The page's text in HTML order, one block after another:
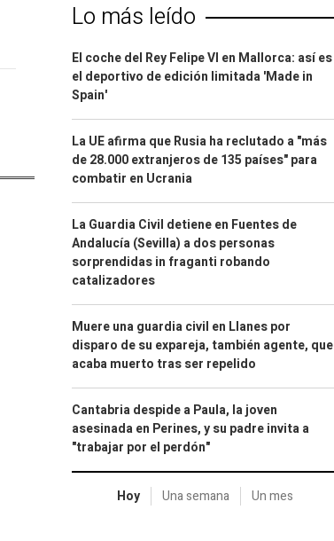
Lo más leído
El coche del Rey Felipe VI en Mallorca: así es
el deportivo de edición limitada 'Made in
Spain'
La UE afirma que Rusia ha reclutado a "más
de 28.000 extranjeros de 135 países" para
combatir en Ucrania
La Guardia Civil detiene en Fuentes de
Andalucía (Sevilla) a dos personas
sorprendidas in fraganti robando
catalizadores
Muere una guardia civil en Llanes por
disparo de su expareja, también agente, que
acaba muerto tras ser repelido
Cantabria despide a Paula, la joven
asesinada en Perines, y su padre invita a
"trabajar por el perdón"
Hoy Una semana Un mes